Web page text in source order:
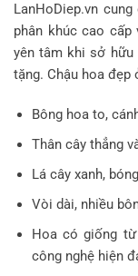
LanHoDiep.vn
phân khúc cao
yên tâm khi sở hữu
tặng. Chậu hoa đẹp
Bông hoa to,
Thân cây thẳng
Lá cây xanh,
Vòi dài, nhiều
Hoa có giống
công nghệ hiện